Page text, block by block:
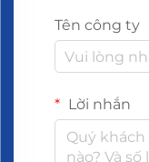
Tên công ty
Lời nhắn